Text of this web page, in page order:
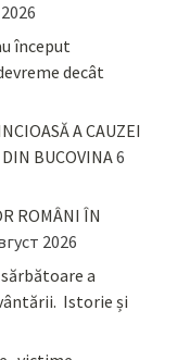
început
decât
A CAUZEI
BUCOVINA6
ROMÂNI ÎN
2026
a
Istorie și